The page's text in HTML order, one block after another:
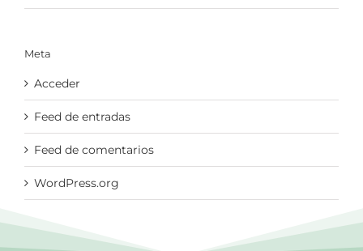
Meta
Acceder
Feed de entradas
Feed de comentarios
WordPress.org